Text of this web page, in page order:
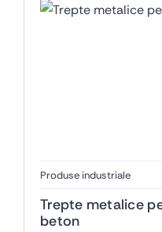
Produse industriale
Trepte metalice
beton